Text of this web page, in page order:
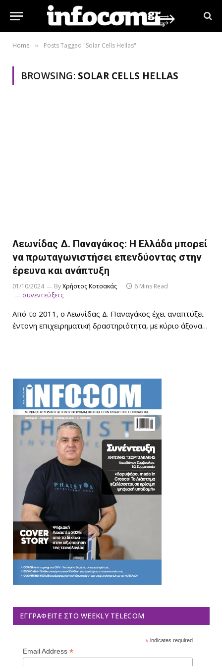
Home » Posts Tagged "Solar Cells Hellas"
BROWSING: SOLAR CELLS HELLAS
Λεωνίδας Δ. Παναγάκος: Η Ελλάδα μπορεί
να πρωταγωνιστήσει επενδύοντας στην
έρευνα και ανάπτυξη
01/10/2024 ByΧρήστος Κοτσακάς
6 Mins Read
συνεντεύξεις
Από το 2011, ο Λεωνίδας Δ. Παναγάκος έχει αναπτύξει
έντονη επιχειρηματική δραστηριότητα, με κύριο άξονα…
ΕΓΓΡΑΦΕΊΤΕ ΣΤΟ WEEKLY TELECOM
*indicates required
Email Address *